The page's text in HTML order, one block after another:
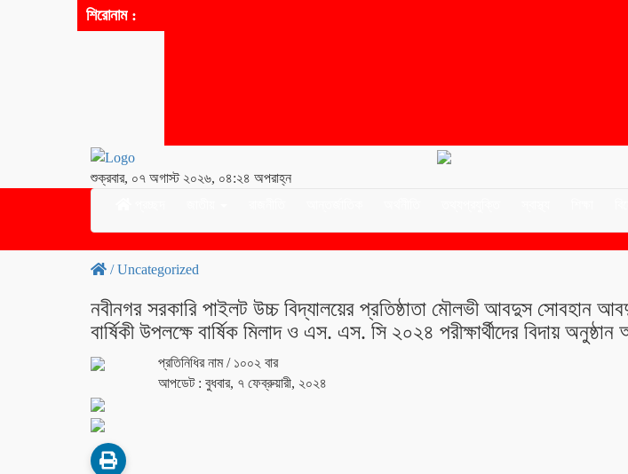
শিরোনাম :
শুক্রবার, ০৭ অগাস্ট ২০২৬, ০৪:২৪ অপরাহ্ন
/Uncategorized
নবীনগর সরকারি পাইলট উচ্চ বিদ্যালয়ের প্রতিষ্ঠাতা মৌলভী আবদুস সোবহান
বার্ষিকী উপলক্ষে বার্ষিক মিলাদ ও এস. এস. সি ২০২৪ পরীক্ষার্থীদের বিদায় অনুষ্ঠান
প্রতিনিধির নাম/ ১০০২ বার
আপডেট : বুধবার, ৭ ফেব্রুয়ারী, ২০২৪